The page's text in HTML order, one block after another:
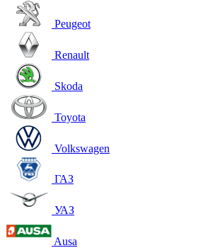
Peugeot
Renault
Skoda
Toyota
Volkswagen
ГАЗ
УАЗ
Ausa